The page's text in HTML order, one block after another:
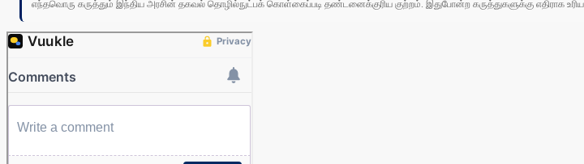
எந்தவொரு கருத்தும் இந்திய அரசின் தகவல் தொழில்நுட்பக் கொள்கைப்படி தண்டனைக்குரிய குற்றம். இதுபோன்ற கருத்துகளுக்கு எதிராக உரிய